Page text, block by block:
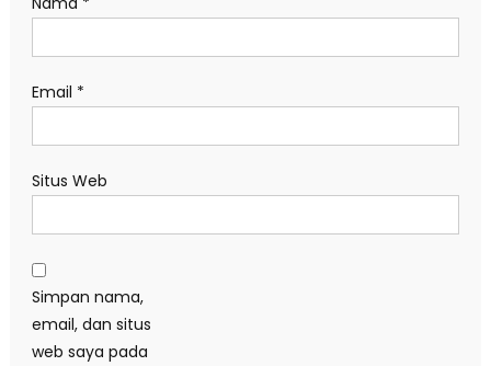
Email *
Situs Web
Simpan nama,
email, dan situs
web saya pada